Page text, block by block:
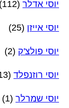
יוסי אדלר (112)
יוסי אייזן (25)
יוסי פולצ'ק (2)
יוסי רוזנפלד (13)
יוסי שמרלר (1)